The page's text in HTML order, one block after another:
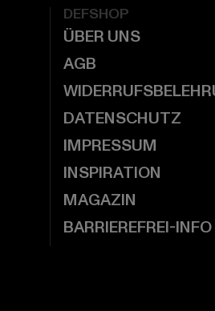
DEFSHOP
ÜBER UNS
AGB
DATENSCHUTZ
IMPRESSUM
INSPIRATION
MAGAZIN
BARRIEREFREI-INFO